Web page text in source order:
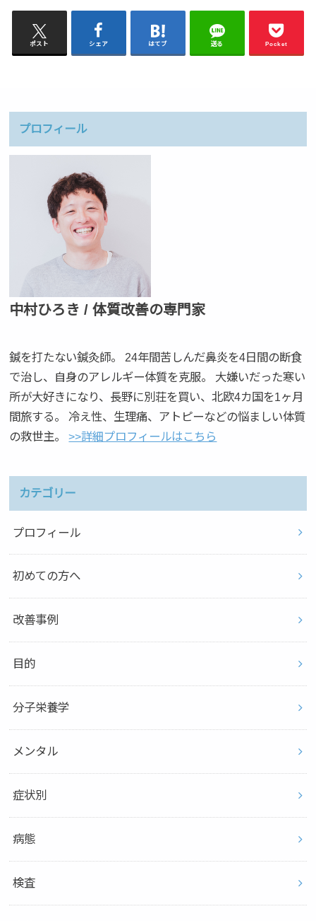
ポスト シェア はてブ 送る Pocket
プロフィール
中村ひろき / 体質改善の専門家
鍼を打たない鍼灸師。 24年間苦しんだ鼻炎を4日間の断食
で治し、自身のアレルギー体質を克服。 大嫌いだった寒い
所が大好きになり、長野に別荘を買い、北欧4カ国を1ヶ月
間旅する。 冷え性、生理痛、アトピーなどの悩ましい体質
の救世主。>>詳細プロフィールはこちら
カテゴリー
プロフィール
初めての方へ
改善事例
目的
分子栄養学
メンタル
症状別
病態
検査